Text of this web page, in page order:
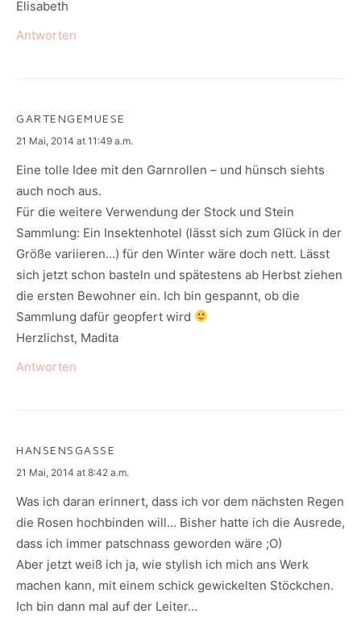
Elisabeth
Antworten
GARTENGEMUESE
says:
21 Mai, 2014 at 11:49 a.m.
Eine tolle Idee mit den Garnrollen – und hünsch siehts
auch noch aus.
Für die weitere Verwendung der Stock und Stein
Sammlung: Ein Insektenhotel (lässt sich zum Glück in der
Größe variieren…) für den Winter wäre doch nett. Lässt
sich jetzt schon basteln und spätestens ab Herbst ziehen
die ersten Bewohner ein. Ich bin gespannt, ob die
Sammlung dafür geopfert wird
Herzlichst, Madita
Antworten
HANSENSGASSE
says:
21 Mai, 2014 at 8:42 a.m.
Was ich daran erinnert, dass ich vor dem nächsten Regen
die Rosen hochbinden will… Bisher hatte ich die Ausrede,
dass ich immer patschnass geworden wäre ;O)
Aber jetzt weiß ich ja, wie stylish ich mich ans Werk
machen kann, mit einem schick gewickelten Stöckchen.
Ich bin dann mal auf der Leiter…